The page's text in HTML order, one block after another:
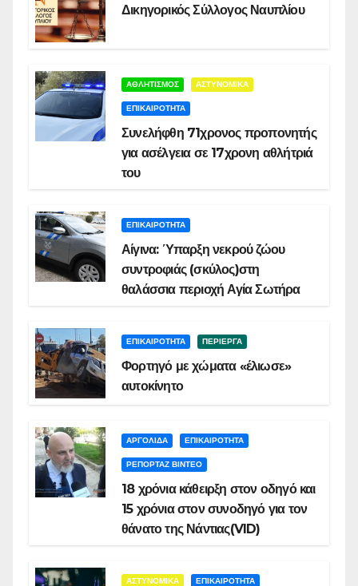
Δικηγορικός Σύλλογος Ναυπλίου
ΑΘΛΗΤΙΣΜΟΣ ΑΣΤΥΝΟΜΙΚΑ
ΕΠΙΚΑΙΡΟΤΗΤΑ
Συνελήφθη 71χρονος προπονητής
για ασέλγεια σε 17χρονη αθλήτριά
του
ΕΠΙΚΑΙΡΟΤΗΤΑ
Αίγινα: Ύπαρξη νεκρού ζώου
συντροφιάς (σκύλος)στη
θαλάσσια περιοχή Αγία Σωτήρα
ΕΠΙΚΑΙΡΟΤΗΤΑ ΠΕΡΙΕΡΓΑ
Φορτηγό με χώματα «έλιωσε»
αυτοκίνητο
ΑΡΓΟΛΙΔΑ ΕΠΙΚΑΙΡΟΤΗΤΑ
ΡΕΠΟΡΤΑΖ ΒΙΝΤΕΟ
18 χρόνια κάθειρξη στον οδηγό και
15 χρόνια στον συνοδηγό για τον
θάνατο της Νάντιας(VID)
ΑΣΤΥΝΟΜΙΚΑ ΕΠΙΚΑΙΡΟΤΗΤΑ